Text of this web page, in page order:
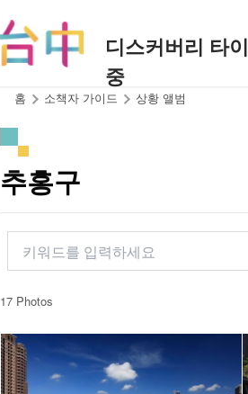
디스커버리 타이
중
홈 소책자 가이드 상황 앨범
추홍구
17 Photos